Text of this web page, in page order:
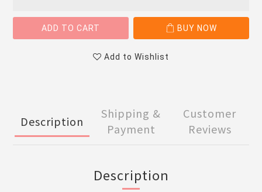
ADD TO CART BUY NOW
Add to Wishlist
Description
Shipping &
Payment
Customer
Reviews
Description